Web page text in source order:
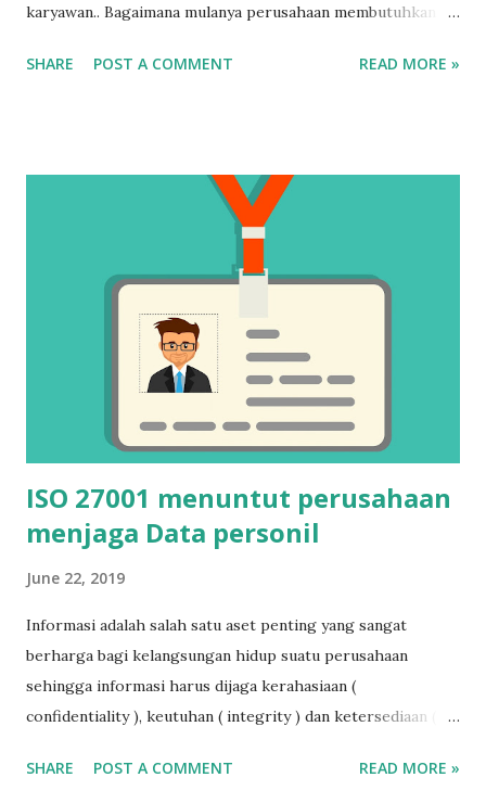
karyawan.. Bagaimana mulanya perusahaan membutuhkan
#ISObebanperusahaan
SHARE POST A COMMENT READ MORE »
ISO 27001 menuntut perusahaan
menjaga Data personil
June 22, 2019
Informasi adalah salah satu aset penting yang sangat
berharga bagi kelangsungan hidup suatu perusahaan
sehingga informasi harus dijaga kerahasiaan (
confidentiality ), keutuhan ( integrity ) dan ketersediaan (
Menurut ISO 27001 , data personil harus dijaga
SHARE POST A COMMENT READ MORE »